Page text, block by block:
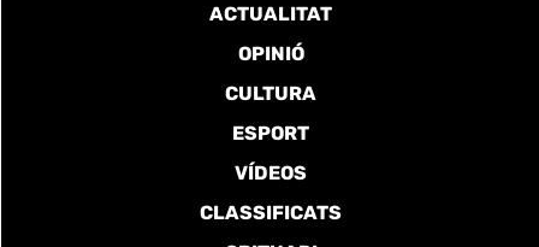
ACTUALITAT
OPINIÓ
CULTURA
ESPORT
VÍDEOS
CLASSIFICATS